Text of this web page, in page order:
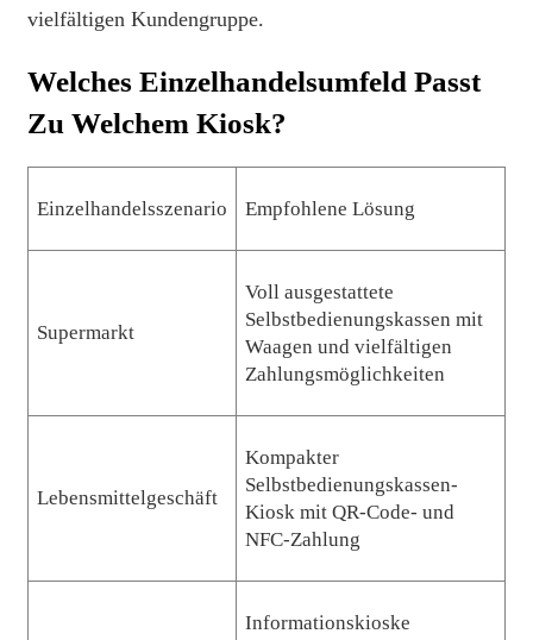
vielfältigen Kundengruppe.
Welches Einzelhandelsumfeld Passt
Zu Welchem ​​Kiosk?
Einzelhandelsszenario Empfohlene Lösung
Supermarkt
Voll ausgestattete
Selbstbedienungskassen mit
Waagen und vielfältigen
Zahlungsmöglichkeiten
Lebensmittelgeschäft
Kompakter
Selbstbedienungskassen-
Kiosk mit QR-Code- und
NFC-Zahlung
Informationskioske